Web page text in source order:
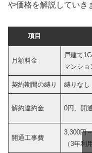
や価格を解説していき
項目
月額料金
戸建て
マンショ
契約期間の縛り 縛りなし
解約違約金 0円、開
開通工事費
3,300円
（3年利